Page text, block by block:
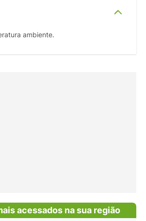
ambiente.
acessados na sua região